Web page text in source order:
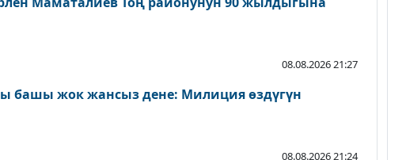
08.08.2026 21:27
башы жок жансыз дене: Милиция өздүгүн
08.08.2026 21:24